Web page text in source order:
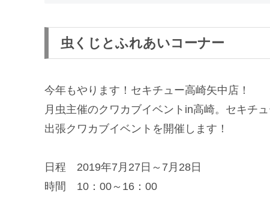
虫くじとふれあいコーナー
今年もやります！セキチュー高崎矢中店！
月虫主催のクワカブイベントin高崎。セキチ
出張クワカブイベントを開催します！
日程 2019年7月27日～7月28日
時間 10：00～16：00